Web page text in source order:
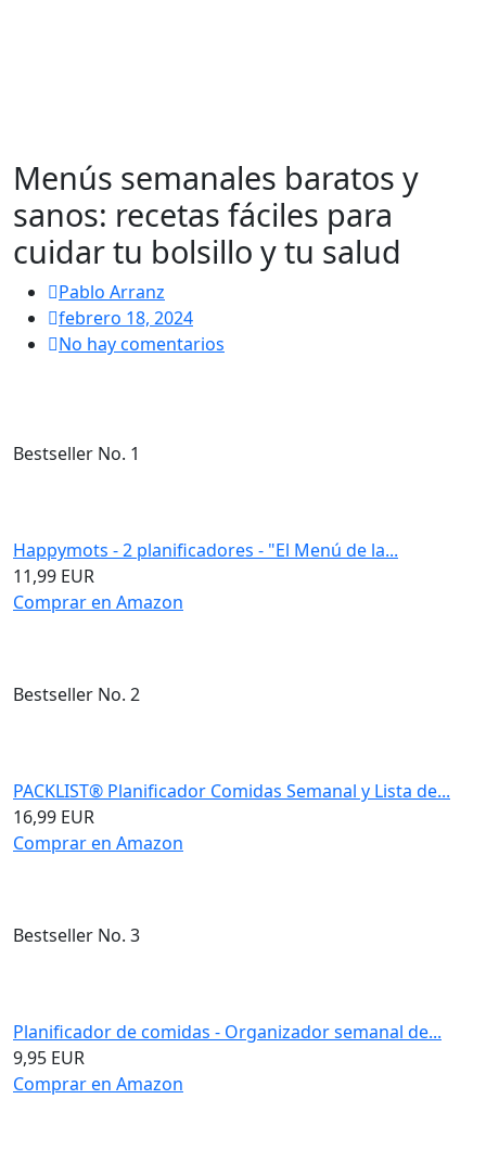
Menús semanales baratos y
sanos: recetas fáciles para
cuidar tu bolsillo y tu salud
Pablo Arranz
febrero 18, 2024
No hay comentarios
Bestseller No. 1
Happymots - 2 planificadores - "El Menú de la...
11,99 EUR
Comprar en Amazon
Bestseller No. 2
PACKLIST® Planificador Comidas Semanal y Lista de...
16,99 EUR
Comprar en Amazon
Bestseller No. 3
Planificador de comidas - Organizador semanal de...
9,95 EUR
Comprar en Amazon